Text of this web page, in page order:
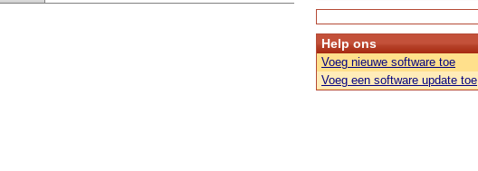
Help ons
Voeg nieuwe software toe
Voeg een software update toe